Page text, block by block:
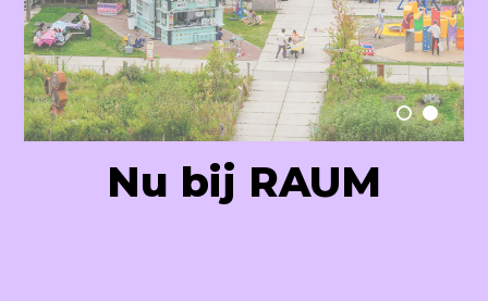
Raum Lab
Nu bij RAUM